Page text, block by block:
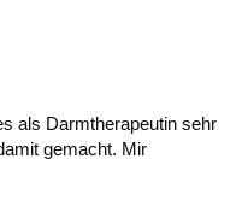
als Darmtherapeutin sehr
gemacht. Mir